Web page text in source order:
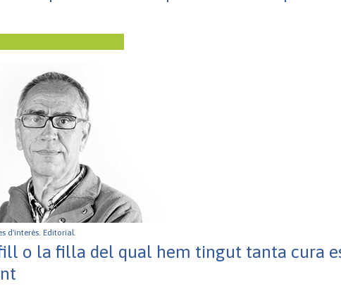
d'interès. Editorial.
o la filla del qual hem tingut tanta cura